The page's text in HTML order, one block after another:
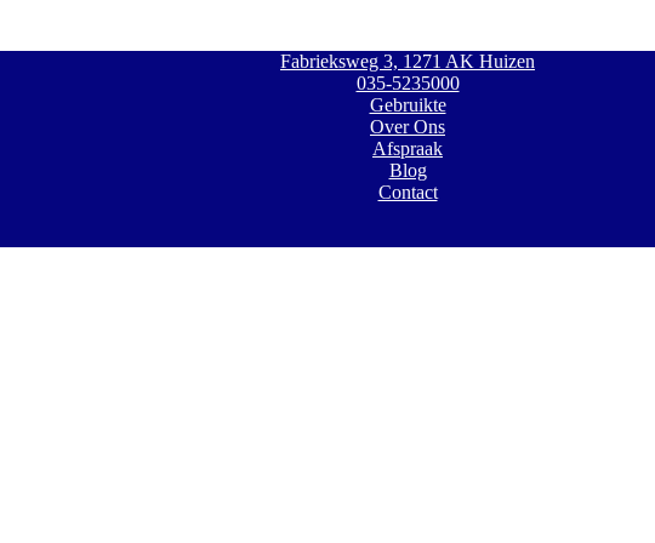
Fabrieksweg 3, 1271 AK Huizen
035-5235000
Gebruikte
Over Ons
Afspraak
Blog
Contact